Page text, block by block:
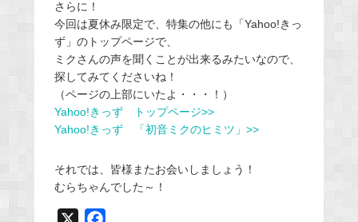
さらに！
今回は夏休み限定で、特集の他にも「Yahoo!きっ
ず」のトップページで、
ミクさんの声を聞くことが出来るみたいなので、
探してみてくださいね！
（ページの上部にいたよ・・・！）
Yahoo!きっず トップページ>>
Yahoo!きっず 「初音ミクのヒミツ」>>
それでは、皆様またお会いしましょう！
むらちゃんでした～！